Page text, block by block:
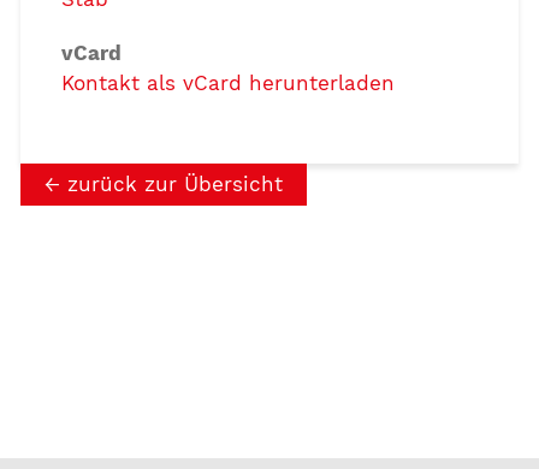
zurück zur Übersicht
vCard
Kontakt als vCard herunterladen